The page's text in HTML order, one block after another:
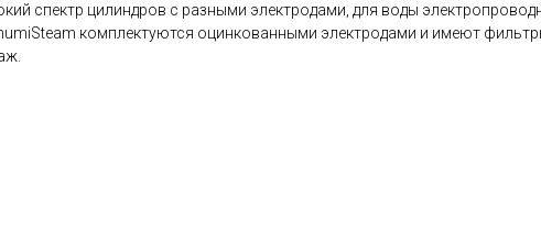
спектр цилиндров с разными электродами, для воды
комплектуются оцинкованными электродами и имеют